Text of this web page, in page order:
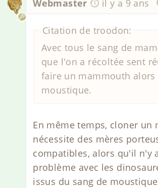
Webmaster il y a 9 ans
Citation de troodon:
Avec tous le sang de
que l'on a récoltée sent
faire un mammouth alors
moustique.
En même temps, cloner un
nécessite des mères
compatibles, alors qu'il n'y
problème avec les
issus du sang de